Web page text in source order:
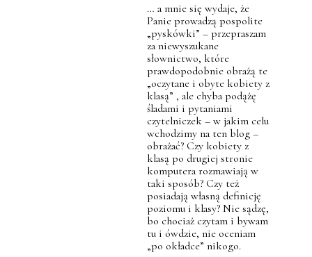
… a mnie się wydaje, że
Panie prowadzą pospolite
„pyskówki” – przepraszam
za niewyszukane
słownictwo, które
prawdopodobnie obrażą te
„oczytane i obyte kobiety z
klasą” , ale chyba podążę
śladami i pytaniami
czytelniczek – w jakim celu
wchodzimy na ten blog –
obrażać? Czy kobiety z
klasą po drugiej stronie
komputera rozmawiają w
taki sposób? Czy też
posiadają własną definicję
poziomu i klasy? Nie sądzę,
bo chociaż czytam i bywam
tu i ówdzie, nie oceniam
„po okładce” nikogo.